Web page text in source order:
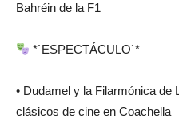
Bahréin de la F1
*`ESPECTÁCULO`*
• Dudamel y la Filarmónica de
clásicos de cine en Coachella